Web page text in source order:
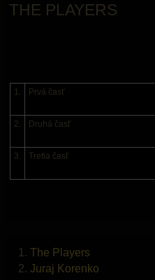
THE PLAYERS
1. Prvá časť
2. Druhá časť
3. Tretia časť
The Players
Juraj Korenko